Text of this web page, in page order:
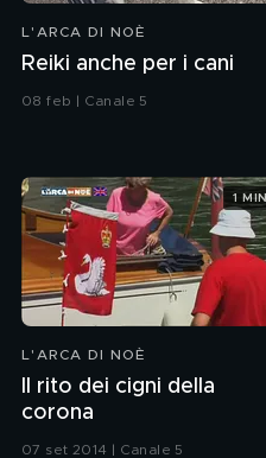
L'ARCA DI NOÈ
Reiki anche per i cani
08 feb | Canale 5
L'ARCA DI NOÈ
Il rito dei cigni della
corona
07 set 2014 | Canale 5
1 MIN